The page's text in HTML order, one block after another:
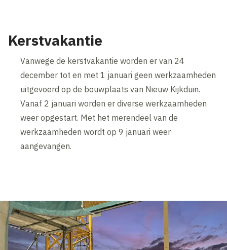
Kerstvakantie
Vanwege de kerstvakantie worden er van 24
december tot en met 1 januari geen werkzaamheden
uitgevoerd op de bouwplaats van Nieuw Kijkduin.
Vanaf 2 januari worden er diverse werkzaamheden
weer opgestart. Met het merendeel van de
werkzaamheden wordt op 9 januari weer
aangevangen.